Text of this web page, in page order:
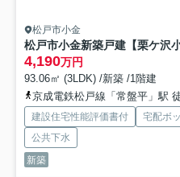
松戸市小金
松戸市小金新築戸建【栗ケ沢
4,190万円
93.06㎡ (3LDK) /新築 /1階建
京成電鉄松戸線「常盤平」駅
建設住宅性能評価書付 宅配ボ
公共下水
新築